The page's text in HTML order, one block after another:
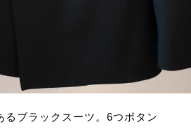
るブラックスーツ。6つボタン